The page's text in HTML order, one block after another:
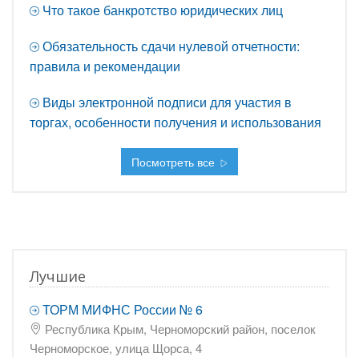
Что такое банкротство юридических лиц
Обязательность сдачи нулевой отчетности:
правила и рекомендации
Виды электронной подписи для участия в
торгах, особенности получения и использования
Посмотреть все
Лучшие
ТОРМ МИФНС России № 6
Республика Крым, Черноморский район, поселок
Черноморское, улица Щорса, 4